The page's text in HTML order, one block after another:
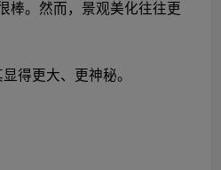
。然而，景观美化往往更
得更大、更神秘。